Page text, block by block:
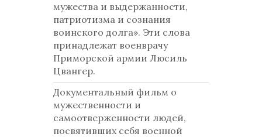
мужества и выдержанности,
патриотизма и сознания
воинского долга». Эти слова
принадлежат военврачу
Приморской армии Люсиль
Цвангер.
Документальный фильм о
мужественности и
самоотверженности людей,
посвятивших себя военной